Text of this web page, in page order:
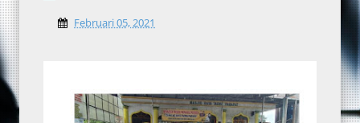
Februari 05, 2021